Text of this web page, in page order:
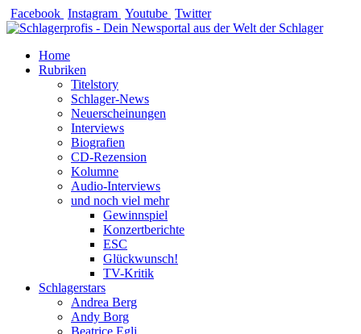
Zum
Inhalt
Facebook Instagram Youtube Twitter
Home
Rubriken
Titelstory
Schlager-News
Neuerscheinungen
Interviews
Biografien
CD-Rezension
Kolumne
Audio-Interviews
und noch viel mehr
Gewinnspiel
Konzertberichte
ESC
Glückwunsch!
TV-Kritik
Schlagerstars
Andrea Berg
Andy Borg
Beatrice Egli